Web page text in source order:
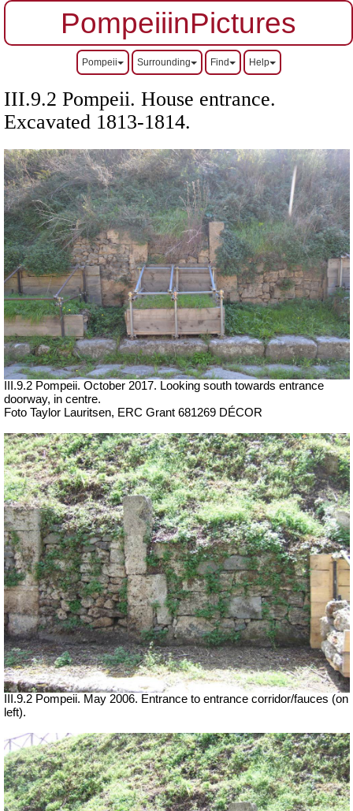
PompeiiinPictures
Pompeii Surrounding Find Help
III.9.2 Pompeii. House entrance.
Excavated 1813-1814.
III.9.2 Pompeii. October 2017. Looking south towards entrance
doorway, in centre.
Foto Taylor Lauritsen, ERC Grant 681269 DÉCOR
III.9.2 Pompeii. May 2006. Entrance to entrance corridor/fauces (on
left).